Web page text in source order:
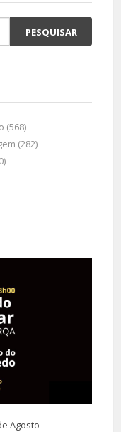
(568)
(282)
Agosto